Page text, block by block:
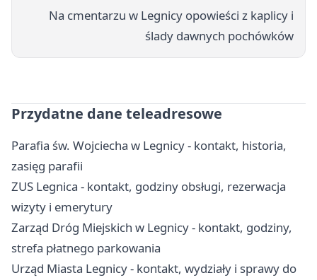
Na cmentarzu w Legnicy opowieści z kaplicy i
ślady dawnych pochówków
Przydatne dane teleadresowe
Parafia św. Wojciecha w Legnicy - kontakt, historia,
zasięg parafii
ZUS Legnica - kontakt, godziny obsługi, rezerwacja
wizyty i emerytury
Zarząd Dróg Miejskich w Legnicy - kontakt, godziny,
strefa płatnego parkowania
Urząd Miasta Legnicy - kontakt, wydziały i sprawy do